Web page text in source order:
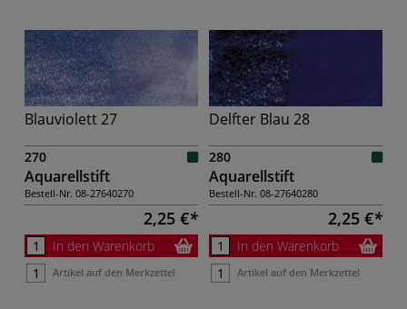
Blauviolett 27
270
Aquarellstift
Bestell-Nr. 08-27640270
2,25 €
In den Warenkorb
Artikel auf den Merkzettel
Delfter Blau 28
280
Aquarellstift
Bestell-Nr. 08-27640280
2,25 €
In den Warenkorb
Artikel auf den Merkzettel